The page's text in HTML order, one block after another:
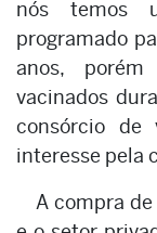
nós temos
programado
anos,
vacinados
consórcio de
interesse pela
A compra